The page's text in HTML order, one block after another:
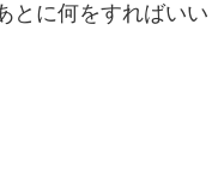
とに何をすればいい